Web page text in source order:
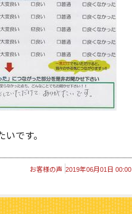
です。
お客様の声 2019年06月01日 00:00